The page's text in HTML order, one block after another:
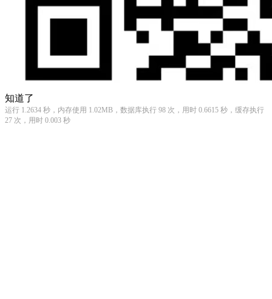
知道了
运行 1.2634 秒，内存使用 1.02MB，数据库执行 98 次，用时 0.6615 秒，缓存执行
27 次，用时 0.003 秒